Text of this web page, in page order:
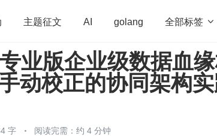
主题征文 AI golang 全部标签 
算法 学习方法 Web3.0 高
维 深度思考 低代码 redis
业版企业级数据血
动校正的协同架构
字 阅读完需：约 4 分钟